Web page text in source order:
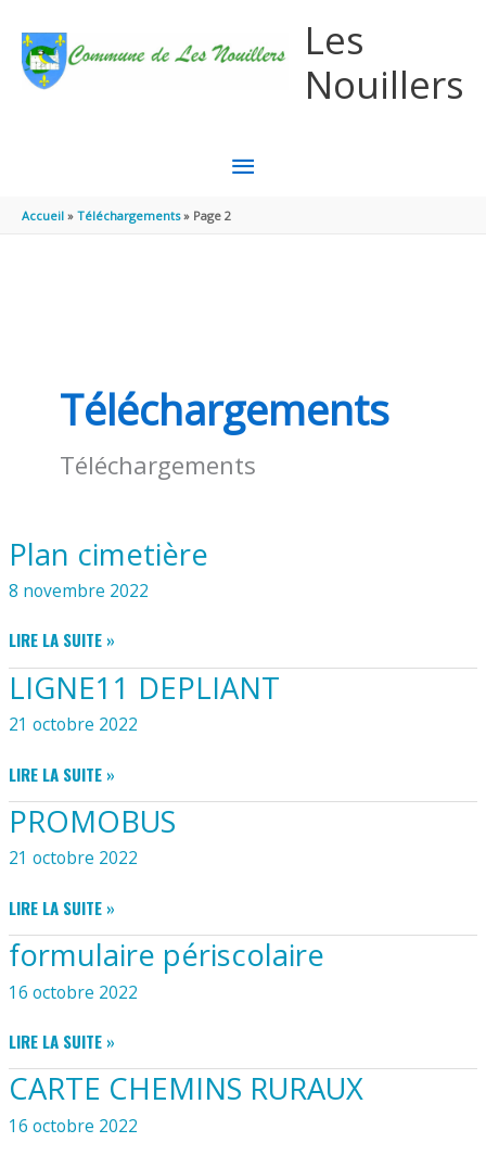
Les
Nouillers
MENU
PRINCIPAL
Accueil Téléchargements Page 2
Téléchargements
Téléchargements
Plan cimetière
8 novembre 2022
PLAN
CIMETIÈRE
LIRE LA SUITE »
LIGNE11 DEPLIANT
21 octobre 2022
LIGNE11
DEPLIANT
LIRE LA SUITE »
PROMOBUS
21 octobre 2022
PROMOBUS
LIRE LA SUITE »
formulaire périscolaire
16 octobre 2022
FORMULAIRE
PÉRISCOLAIRE
LIRE LA SUITE »
CARTE CHEMINS RURAUX
16 octobre 2022